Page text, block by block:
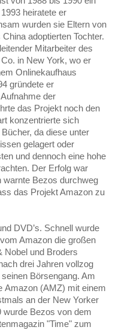
heiratete er
wurden sie Eltern von
adoptierten Tochter.
Mitarbeiter des
in New York, wo er
Onlinekaufhaus
gründete er
der
das Projekt noch den
konzentrierte sich
da diese unter
gelagert oder
und dennoch eine hohe
Der Erfolg war
warnte Bezos durchweg
das Projekt Amazon zu
DVD’s. Schnell wurde
Amazon die großen
Nobel und Broders
drei Jahren vollzog
Börsengang. Am
Amazon (AMZ) mit einem
an der New Yorker
wurde Bezos von dem
"Time" zum